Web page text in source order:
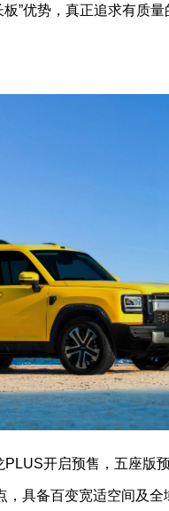
”优势，真正追求有质量
开启预售，五座版
具备百变宽适空间及